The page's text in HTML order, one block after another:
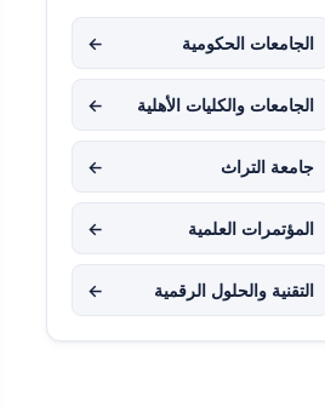
الجامعات الحكومية ←
الجامعات والكليات الأهلية ←
جامعة التراث ←
المؤتمرات العلمية ←
التقنية والحلول الرقمية ←